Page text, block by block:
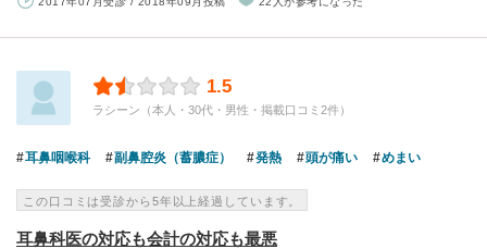
1.5
ラシーン（本人・30代・男性・掲載口コミ2件）
耳鼻咽喉科 副鼻腔炎（蓄膿症） 発熱 頭が痛い めまい
この口コミは受診から5年以上経過しています。
耳鼻科医の対応も会計の対応も最悪